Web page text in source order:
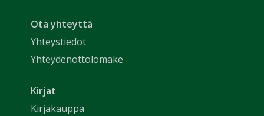
Ota yhteyttä
Yhteystiedot
Yhteydenottolomake
Kirjat
Kirjakauppa